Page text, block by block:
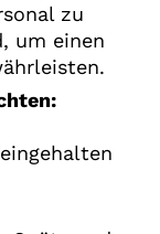
zu
um einen